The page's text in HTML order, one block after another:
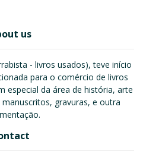
us
- livros usados), teve início
para o comércio de livros
especial da área de história, arte
gravuras, e outra